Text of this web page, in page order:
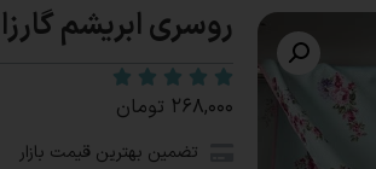
روسری ابریشم
۲۶۸,۰۰۰ تومان
تضمین بهترین قیمت بازار